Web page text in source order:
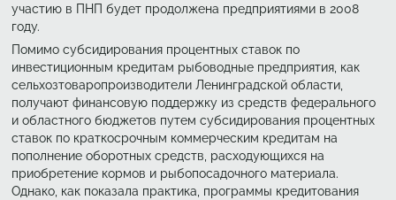
участию в ПНП будет продолжена предприятиями в 2008
году.
Помимо субсидирования процентных ставок по
инвестиционным кредитам рыбоводные предприятия, как
сельхозтоваропроизводители Ленинградской области,
получают финансовую поддержку из средств федерального
и областного бюджетов путем субсидирования процентных
ставок по краткосрочным коммерческим кредитам на
пополнение оборотных средств, расходующихся на
приобретение кормов и рыбопосадочного материала.
Однако, как показала практика, программы кредитования